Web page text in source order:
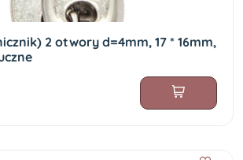
2 otwory d=4mm, 17 * 16mm,